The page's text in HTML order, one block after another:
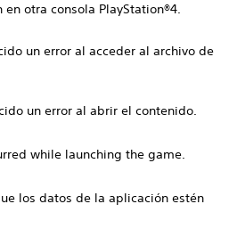
otra consola PlayStation®4.
un error al acceder al archivo de
un error al abrir el contenido.
while launching the game.
los datos de la aplicación estén